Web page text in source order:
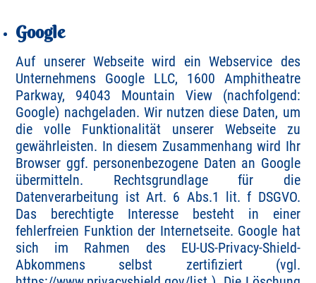
Google
Auf unserer Webseite wird ein Webservice des
Unternehmens Google LLC, 1600 Amphitheatre
Parkway, 94043 Mountain View (nachfolgend:
Google) nachgeladen. Wir nutzen diese Daten, um
die volle Funktionalität unserer Webseite zu
gewährleisten. In diesem Zusammenhang wird Ihr
Browser ggf. personenbezogene Daten an Google
übermitteln. Rechtsgrundlage für die
Datenverarbeitung ist Art. 6 Abs.1 lit. f DSGVO.
Das berechtigte Interesse besteht in einer
fehlerfreien Funktion der Internetseite. Google hat
sich im Rahmen des EU-US-Privacy-Shield-
Abkommens selbst zertifiziert (vgl.